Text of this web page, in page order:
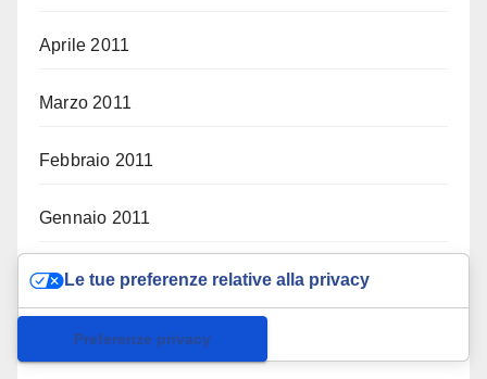
Aprile 2011
Marzo 2011
Febbraio 2011
Gennaio 2011
Dicembre 2010
Novembre 2010
Le tue preferenze relative alla privacy
Informativa sulla raccolta